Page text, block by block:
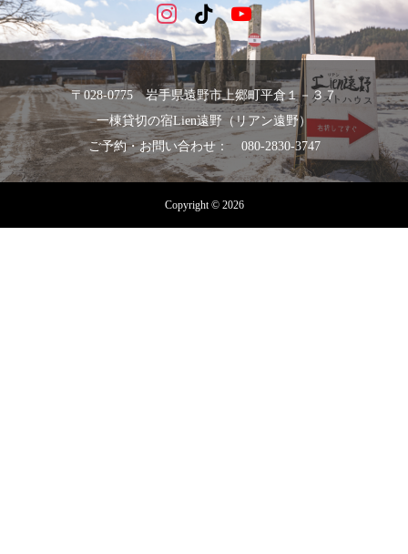
〒028-0775 岩手県遠野市上郷町平倉１－３７
一棟貸切の宿Lien遠野（リアン遠野）
ご予約・お問い合わせ： 080-2830-3747
Copyright © 2026